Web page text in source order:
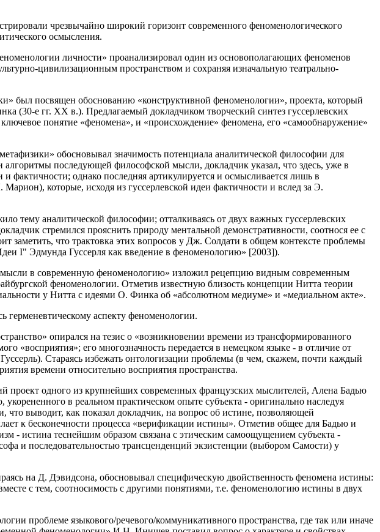
чрезвычайно широкий горизонт современного феноменологического
осмысления.
личности» проанализировал один из основополагающих феноменов
цивилизационным пространством и сохраняя изначальную театрально-
был посвящен обоснованию «конструктивной феноменологии», проекта, который
(30-е гг. ХХ в.). Предлагаемый докладчиком творческий синтез гуссерлевских
понятие «феномена», и «происхождение» феномена, его «самообнаружение»
обосновывал значимость потенциала аналитической философии для
последующей философской мысли, докладчик указал, что здесь, уже в
фактичности; однако последняя артикулируется и осмысливается лишь в
которые, исходя из гуссерлевской идеи фактичности и вслед за Э.
тему аналитической философии; отталкиваясь от двух важных гуссерлевских
стремился прояснить природу ментальной демонстративности, соотнося ее с
заметить, что трактовка этих вопросов у Дж. Солдати в общем контексте проблемы
I" Эдмунда Гуссерля как введение в феноменологию» [2003]).
в современную феноменологию» изложил рецепцию видным современным
феноменологии. Отметив известную близость концепции Нитта теории
у Нитта с идеями О. Финка об «абсолютном медиуме» и «медиальном акте».
герменевтическому аспекту феноменологии.
опирался на тезис о «возникновении времени из трансформированного
«восприятия»; его многозначность передается в немецком языке - в отличие от
Стараясь избежать онтологизации проблемы (в чем, скажем, почти каждый
времени относительно восприятия пространства.
проект одного из крупнейших современных французских мыслителей, Алена Бадью
в реальном практическом опыте субъекта - оригинально наследуя
выводит, как показал докладчик, на вопрос об истине, позволяющей
к бесконечности процесса «верификации истины». Отметив общее для Бадью и
- истина теснейшим образом связана с этическим самоощущением субъекта -
и последовательностью трансценденций экзистенции (выбором Самости) у
на Д. Дэвидсона, обосновывал специфическую двойственность феномена истины:
с тем, соотносимость с другими понятиями, т.е. феноменологию истины в двух
проблеме языкового/речевого/коммуникативного пространства, где так или иначе